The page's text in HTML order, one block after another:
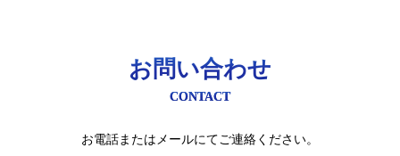
お問い合わせ
CONTACT
お電話またはメールにてご連絡ください。